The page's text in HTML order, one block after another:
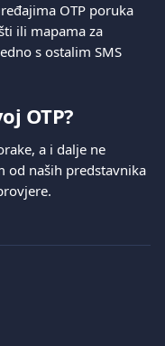
OTP poruka
ili mapama za
s ostalim SMS
OTP?
a i dalje ne
od naših predstavnika